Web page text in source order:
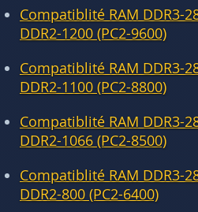
Compatiblité RAM DDR3-
DDR2-1200 (PC2-9600)
Compatiblité RAM DDR3-
DDR2-1100 (PC2-8800)
Compatiblité RAM DDR3-
DDR2-1066 (PC2-8500)
Compatiblité RAM DDR3-
DDR2-800 (PC2-6400)